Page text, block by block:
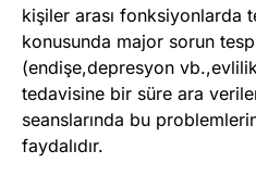
kişiler arası fonksiyonlarda
konusunda major sorun
(endişe,depresyon
tedavisine bir süre ara
seanslarında bu
faydalıdır.